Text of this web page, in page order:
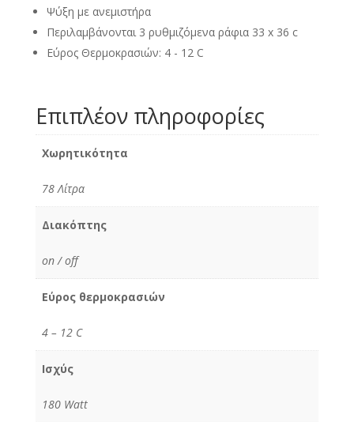
Ψύξη με ανεμιστήρα
Περιλαμβάνονται 3 ρυθμιζόμενα ράφια 33 x 36 c
Εύρος Θερμοκρασιών: 4 - 12 C
Επιπλέον πληροφορίες
Χωρητικότητα
78 Λίτρα
Διακόπτης
on / off
Εύρος θερμοκρασιών
4 – 12 C
Ισχύς
180 Watt